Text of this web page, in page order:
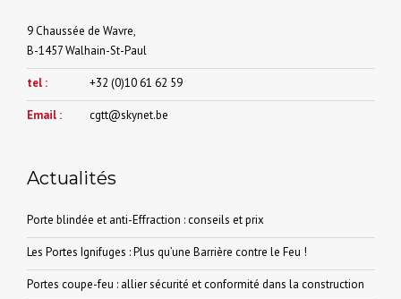
9 Chaussée de Wavre,
B-1457 Walhain-St-Paul
tel : +32 (0)10 61 62 59
Email : cgtt@skynet.be
Actualités
Porte blindée et anti-Effraction : conseils et prix
Les Portes Ignifuges : Plus qu’une Barrière contre le Feu !
Portes coupe-feu : allier sécurité et conformité dans la construction